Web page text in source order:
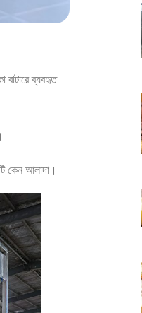
ব্যবহৃত
কেন আলাদা।